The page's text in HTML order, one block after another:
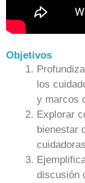
Objetivos
los
y marcos
Explorar
bienestar
discusión